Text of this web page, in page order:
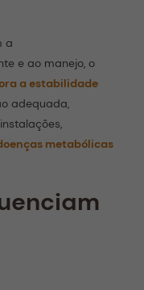
a
e ao manejo, o
a estabilidade
adequada,
metabólicas